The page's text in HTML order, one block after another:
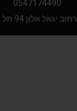
0547174490
אלון 94 תל אביב יפו